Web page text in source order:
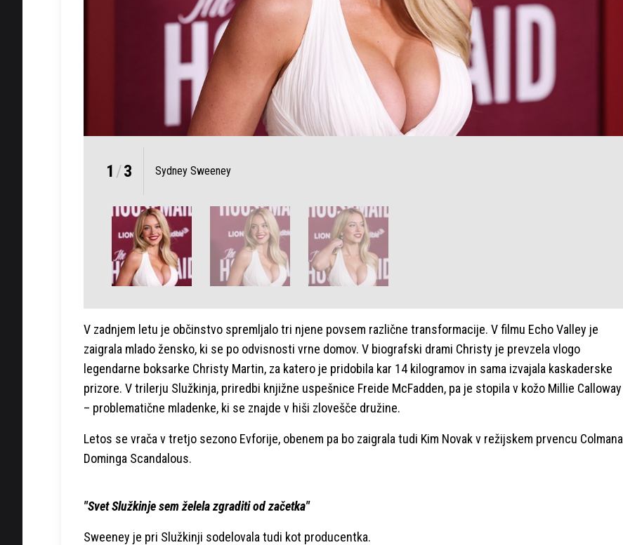
1 /3 Sydney Sweeney
V zadnjem letu je občinstvo spremljalo tri njene povsem različne transformacije. V filmu Echo Valley je
zaigrala mlado žensko, ki se po odvisnosti vrne domov. V biografski drami Christy je prevzela vlogo
legendarne boksarke Christy Martin, za katero je pridobila kar 14 kilogramov in sama izvajala kaskaderske
prizore. V trilerju Služkinja, priredbi knjižne uspešnice Freide McFadden, pa je stopila v kožo Millie Calloway
– problematične mladenke, ki se znajde v hiši zlovešče družine.
Letos se vrača v tretjo sezono Evforije, obenem pa bo zaigrala tudi Kim Novak v režijskem prvencu Colmana
Dominga Scandalous.
"Svet Služkinje sem želela zgraditi od začetka"
Sweeney je pri Služkinji sodelovala tudi kot producentka.